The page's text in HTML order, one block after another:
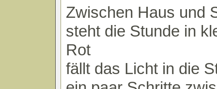
Zwischen Haus und
steht die Stunde in
Rot
fällt das Licht in die